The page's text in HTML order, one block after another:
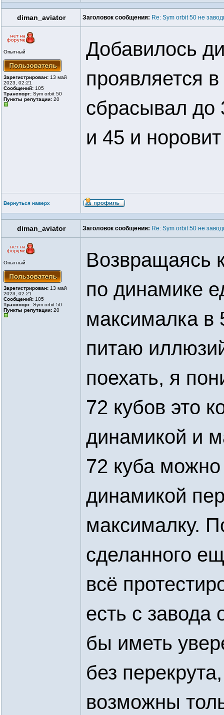
diman_aviator Заголовок сообщения: Re: Sym orbit 50 не
Опытный
Зарегистрирован: 13 май
2023, 02:21
Сообщений: 105
Транспорт: Sym orbit 50
Пункты репутации: 20
Добавилось
проявляется в
сбрасывал до
и 45 и
Вернуться наверх
diman_aviator Заголовок сообщения: Re: Sym orbit 50 не
Опытный
Зарегистрирован: 13 май
2023, 02:21
Сообщений: 105
Транспорт: Sym orbit 50
Пункты репутации: 20
Возвращаясь
по динамике
максималка в
питаю
поехать, я
72 кубов это
динамикой и
72 куба
динамикой
максималку.
сделанного
всё
есть с завода
бы иметь
без
возможны